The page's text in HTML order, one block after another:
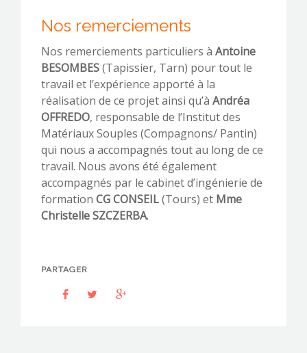
Nos remerciements
Nos remerciements particuliers à Antoine
BESOMBES(Tapissier, Tarn) pour tout le
travail et l’expérience apporté à la
réalisation de ce projet ainsi qu’à Andréa
OFFREDO, responsable de l’Institut des
Matériaux Souples (Compagnons/ Pantin)
qui nous a accompagnés tout au long de ce
travail. Nous avons été également
accompagnés par le cabinet d’ingénierie de
formation CG CONSEIL(Tours) et Mme
Christelle SZCZERBA.
PARTAGER